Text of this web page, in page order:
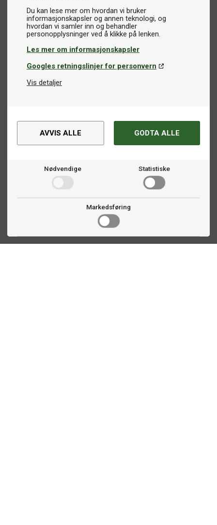
Du kan lese mer om hvordan vi bruker
informasjonskapsler og annen teknologi, og
hvordan vi samler inn og behandler
Les mer om informasjonskapsler
Googles retningslinjer for personvern
Vis detaljer
AVVIS ALLE GODTA ALLE
Nødvendige Statistiske
Markedsføring